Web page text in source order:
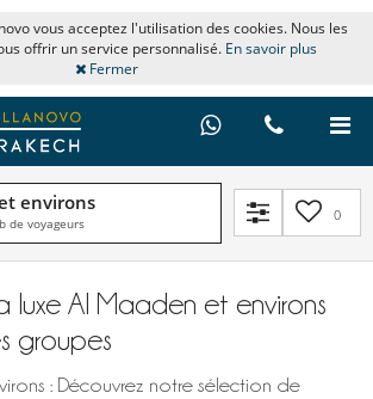
vous acceptez l'utilisation des cookies. Nous les
offrir un service personnalisé. En savoir plus
Fermer
environs
de voyageurs 0
luxe Al Maaden et environs
groupes
: Découvrez notre sélection de